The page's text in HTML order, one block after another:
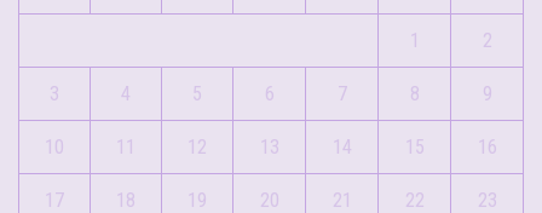
1 2
3 4 5 6 7 8 9
10 11 12 13 14 15 16
17 18 19 20 21 22 23